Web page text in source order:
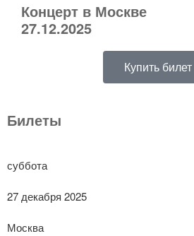
Концерт в Москве
27.12.2025
Купить билет
Билеты
суббота
27 декабря 2025
Москва